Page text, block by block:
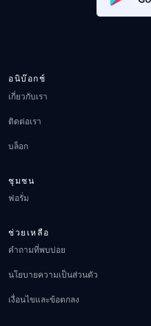
อนิบ๊อกช์
เกี่ยวกับเรา
ติดต่อเรา
บล็อก
ชุมชน
ฟอรั่ม
ช่วยเหลือ
คำถามที่พบบ่อย
นโยบายความเป็นส่วนตัว
เงื่อนไขและข้อตกลง